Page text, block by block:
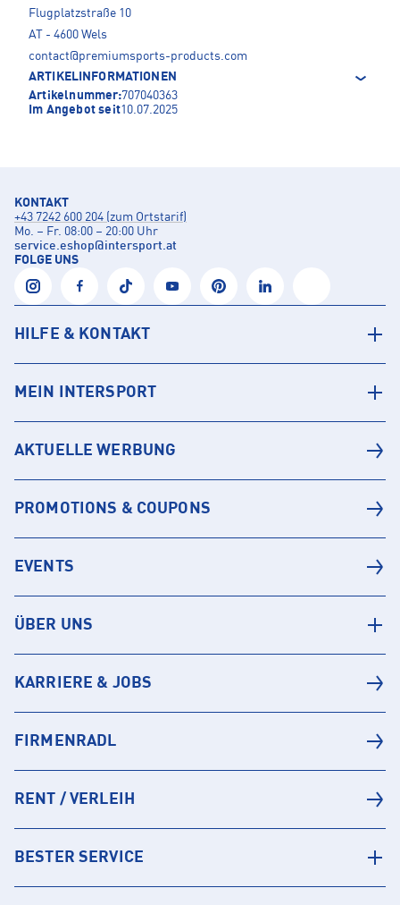
Flugplatzstraße 10
AT - 4600 Wels
contact@premiumsports-products.com
ARTIKELINFORMATIONEN
Artikelnummer:707040363
Im Angebot seit10.07.2025
KONTAKT
+43 7242 600 204 (zum Ortstarif)
Mo. – Fr. 08:00 – 20:00 Uhr
service.eshop@intersport.at
FOLGE UNS
HILFE & KONTAKT
MEIN INTERSPORT
AKTUELLE WERBUNG
PROMOTIONS & COUPONS
EVENTS
ÜBER UNS
KARRIERE & JOBS
FIRMENRADL
RENT / VERLEIH
BESTER SERVICE